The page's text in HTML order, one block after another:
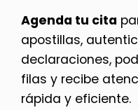
Agenda tu cita
apostillas,
declaraciones,
filas y recibe
rápida y eficiente.